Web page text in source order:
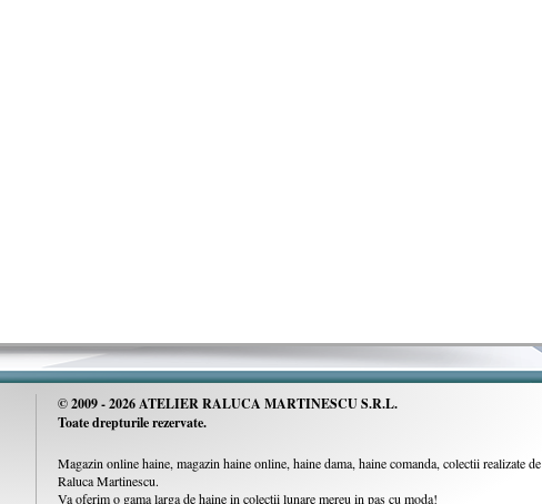
© 2009 -2026 ATELIER RALUCA MARTINESCU S.R.L.
Toate drepturile rezervate.
Magazin online haine, magazin haine online, haine dama, haine comanda, colectii realizate de
Raluca Martinescu.
Va oferim o gama larga de haine in colectii lunare mereu in pas cu moda!